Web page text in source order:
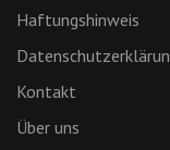
Haftungshinweis
Kontakt
Über uns